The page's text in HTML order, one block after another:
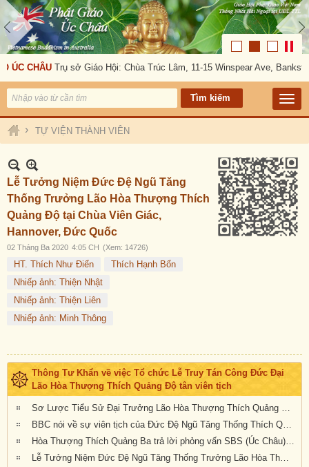
CHÂU Trụ sở Giáo Hội: Chùa Trúc Lâm, 11-15 Winspear Ave, Bankstown,
› TỰ VIỆN THÀNH VIÊN
Lễ Tưởng Niệm Đức Đệ Ngũ Tăng
Thống Trưởng Lão Hòa Thượng Thích
Quảng Độ tại Chùa Viên Giác,
Hannover, Đức Quốc
02 Tháng Ba 2020 4:05 CH (Xem: 14726)
HT. Thích Như Điển
Thích Hạnh Bổn
Nhiếp ảnh: Thiện Nhật
Nhiếp ảnh: Thiện Liên
Nhiếp ảnh: Minh Thông
Thông Tư Khẩn về việc Tổ chức Lễ Truy Tán Công Đức Đại
Lão Hòa Thượng Thích Quảng Độ tân viên tịch
Sơ Lược Tiểu Sử Đại Trưởng Lão Hòa Thượng Thích Quảng Độ, Đệ Ngũ Tăng Thống Giáo Hội Phật Giáo Việt Nam Thống Nhất (1928 - 2020)
BBC nói về sự viên tịch của Đức Đệ Ngũ Tăng Thống Thích Quảng Độ và tương lai GHPGVNTN
Hòa Thượng Thích Quảng Ba trả lời phỏng vấn SBS (Úc Châu) về sự viên tịch của Đức Đệ Ngũ Tăng Thống HT Thích Quảng Độ
Lễ Tưởng Niệm Đức Đệ Ngũ Tăng Thống Trưởng Lão Hòa Thượng Thích Quảng Độ